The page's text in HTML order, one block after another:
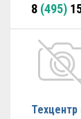
8 (495)